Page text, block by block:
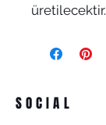
üretilecektir.
SOCIAL